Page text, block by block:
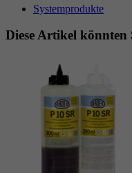
Systemprodukte
Diese Artikel könnten